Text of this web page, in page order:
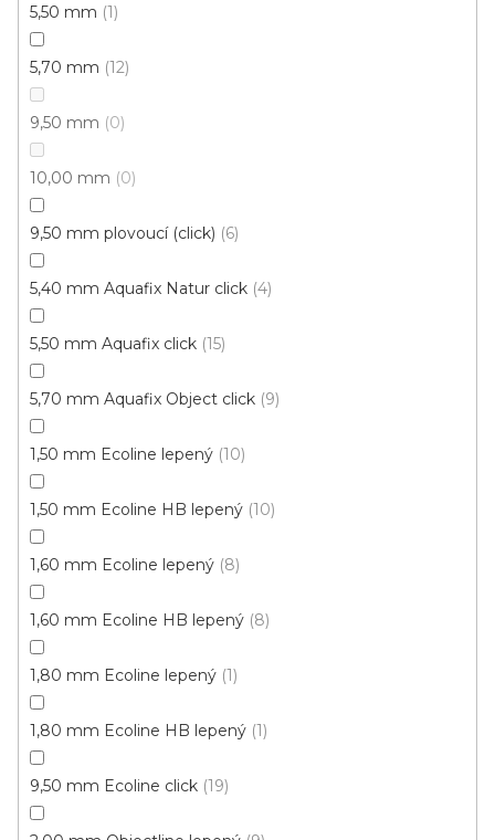
5,50 mm 1
5,70 mm 12
9,50 mm 0
10,00 mm 0
9,50 mm plovoucí (click) 6
5,40 mm Aquafix Natur click 4
5,50 mm Aquafix click 15
5,70 mm Aquafix Object click 9
1,50 mm Ecoline lepený 10
1,50 mm Ecoline HB lepený 10
1,60 mm Ecoline lepený 8
1,60 mm Ecoline HB lepený 8
1,80 mm Ecoline lepený 1
1,80 mm Ecoline HB lepený 1
9,50 mm Ecoline click 19
Click (plovoucí)
Vinylová podlaha PALLADIUM 40 Loft Oak Natural
Doprodej
Skladem externě, odesíláme do 2-3 dnů
od
599 Kč
Fix (lepená)